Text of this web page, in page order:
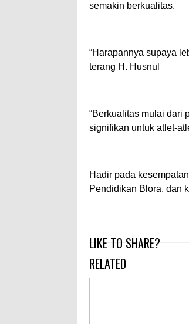
semakin berkualitas.
“Harapannya supaya
terang H. Husnul
“Berkualitas mulai dari
signifikan untuk atlet-
Hadir pada
Pendidikan Blora, dan
LIKE TO SHARE?
RELATED